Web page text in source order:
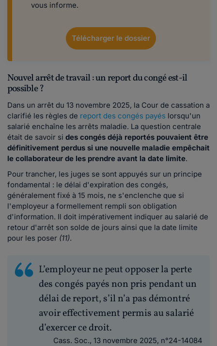
vous informe.
Télécharger le dossier
Nouvel arrêt de travail : un report du congé est-il
possible ?
Dans un arrêt du 13 novembre 2025, la Cour de cassation a
clarifié les règles de report des congés payés lorsqu'un
salarié enchaîne les arrêts maladie. La question centrale
était de savoir si des congés déjà reportés pouvaient être
définitivement perdus si une nouvelle maladie empêchait
le collaborateur de les prendre avant la date limite.
Pour trancher, les juges se sont appuyés sur un principe
fondamental : le délai d'expiration des congés,
généralement fixé à 15 mois, ne s'enclenche que si
l'employeur a formellement rempli son obligation
d'information. Il doit impérativement indiquer au salarié de
retour d'arrêt son solde de jours ainsi que la date limite
pour les poser (11).
L’employeur ne peut opposer la perte
des congés payés non pris pendant un
délai de report, s’il n’a pas démontré
avoir effectivement permis au salarié
d’exercer ce droit.
Cass. Soc., 13 novembre 2025, n°24-14084